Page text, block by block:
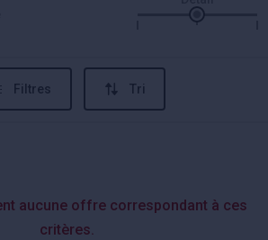
Filtres Tri
aucune offre correspondant à ces
critères.